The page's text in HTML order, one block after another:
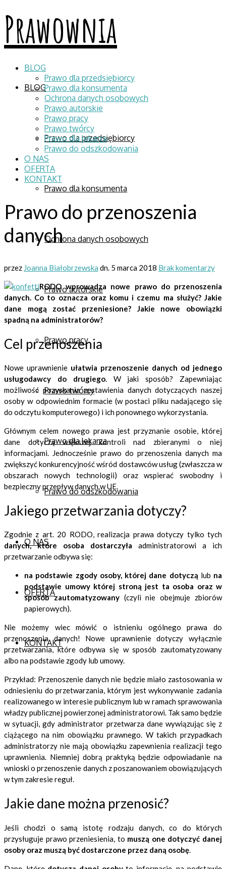
Prawownia
BLOG
Prawo dla przedsiębiorcy
Prawo dla konsumenta
Ochrona danych osobowych
Prawo autorskie
Prawo pracy
Prawo twórcy
Prawo dla lekarza
Prawo do odszkodowania
O NAS
OFERTA
KONTAKT
BLOG
Prawo dla przedsiębiorcy
Prawo dla konsumenta
Ochrona danych osobowych
Prawo autorskie
Prawo pracy
Prawo twórcy
Prawo dla lekarza
Prawo do odszkodowania
O NAS
OFERTA
KONTAKT
Prawo do przenoszenia
danych
przez Joanna Białobrzewska dn. 5 marca 2018 Brak komentarzy
RODO wprowadza nowe prawo do przenoszenia
danych. Co to oznacza oraz komu i czemu ma służyć? Jakie
dane mogą zostać przeniesione? Jakie nowe obowiązki
spadną na administratorów?
Cel przenoszenia
Nowe uprawnienie ułatwia przenoszenie danych od jednego
usługodawcy do drugiego. W jaki sposób? Zapewniając
możliwość pozyskania zestawienia danych dotyczących naszej
osoby w odpowiednim formacie (w postaci pliku nadającego się
do odczytu komputerowego) i ich ponownego wykorzystania.
Głównym celem nowego prawa jest przyznanie osobie, której
dane dotyczą większej kontroli nad zbieranymi o niej
informacjami. Jednocześnie prawo do przenoszenia danych ma
zwiększyć konkurencyjność wśród dostawców usług (zwłaszcza w
obszarach nowych technologii) oraz wspierać swobodny i
bezpieczny przepływ danych w UE.
Jakiego przetwarzania dotyczy?
Zgodnie z art. 20 RODO, realizacja prawa dotyczy tylko tych
danych, które osoba dostarczyła administratorowi a ich
przetwarzanie odbywa się:
na podstawie zgody osoby, której dane dotyczą lub na
podstawie umowy której stroną jest ta osoba oraz w
sposób zautomatyzowany(czyli nie obejmuje zbiorów
papierowych).
Nie możemy wiec mówić o istnieniu ogólnego prawa do
przenoszenia danych! Nowe uprawnienie dotyczy wyłącznie
przetwarzania, które odbywa się w sposób zautomatyzowany
albo na podstawie zgody lub umowy.
Przykład: Przenoszenie danych nie będzie miało zastosowania w
odniesieniu do przetwarzania, którym jest wykonywanie zadania
realizowanego w interesie publicznym lub w ramach sprawowania
władzy publicznej powierzonej administratorowi. Tak samo będzie
w sytuacji, gdy administrator przetwarza dane wywiązując się z
ciążącego na nim obowiązku prawnego. W takich przypadkach
administratorzy nie mają obowiązku zapewnienia realizacji tego
uprawnienia. Niemniej dobrą praktyką będzie odpowiadanie na
wnioski o przenoszenie danych z poszanowaniem obowiązujących
w tym zakresie reguł.
Jakie dane można przenosić?
Jeśli chodzi o samą istotę rodzaju danych, co do których
przysługuje prawo przeniesienia, to muszą one dotyczyć danej
osoby oraz muszą być dostarczone przez daną osobę